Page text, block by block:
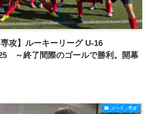
専攻】ルーキーリーグ U-16
～終了間際のゴールで勝利。開幕
コース・専攻